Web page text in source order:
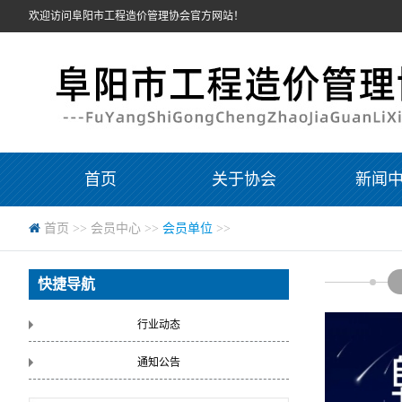
欢迎访问阜阳市工程造价管理协会官方网站！
首页 关于协会 新闻
首页 >> 会员中心 >> 会员单位 >>
快捷导航
行业动态
通知公告